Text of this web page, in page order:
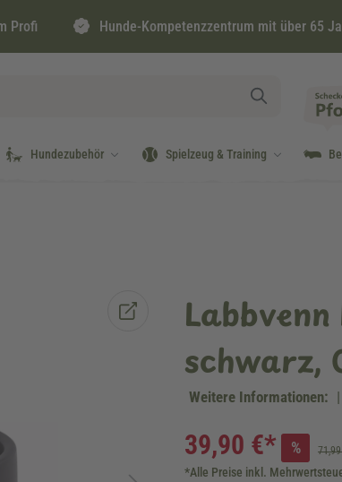
Profi Hunde-Kompetenzzentrum mit über 65
Hundezubehör Spielzeug & Training
schwarz,
Weitere Informationen: |
39,90 €* %
*Alle Preise inkl.